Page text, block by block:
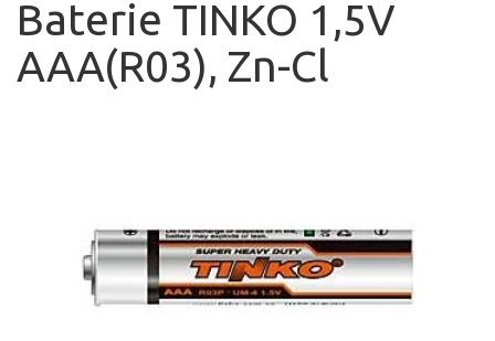
Baterie TINKO 1,5V
AAA(R03), Zn-Cl